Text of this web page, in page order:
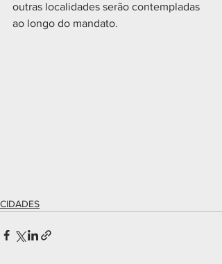
outras localidades serão contempladas
ao longo do mandato.
CIDADES